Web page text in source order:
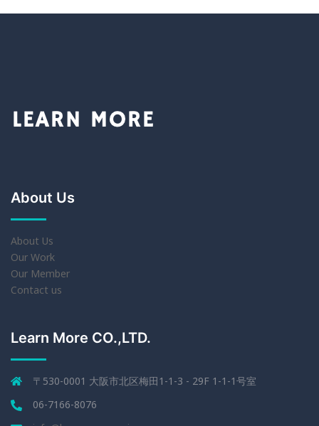
About Us
About Us
Our Work
Our Member
Contact us
Learn More CO.,LTD.
〒530-0001 大阪市北区梅田1-1-3 - 29F 1-1-1号室
06-7166-8076